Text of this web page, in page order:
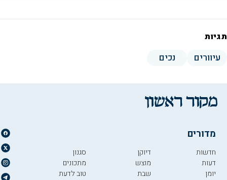
תגיות
עיוורים נכים
מדורים
חדשות
דעות
יומן
דיוקן
מוצש
שבת
סגנון
מתכונים
טוב לדעת